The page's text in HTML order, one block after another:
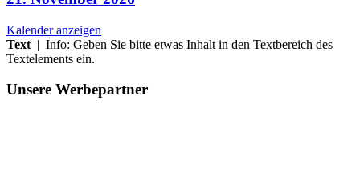
Kalender anzeigen
Text | Info: Geben Sie bitte etwas Inhalt in den Textbereich des
Textelements ein.
Unsere Werbepartner